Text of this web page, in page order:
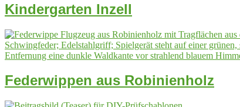
Kindergarten Inzell
Federwippen aus Robinienholz